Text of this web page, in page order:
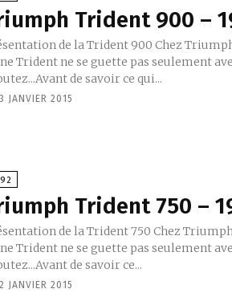
Trident 900 –
de la Trident 900 Chez Triumph (en 1994) :Le passage
Trident ne se guette pas seulement
de savoir ce qui...
JANVIER 2015
Trident 750 –
de la Trident 750 Chez Triumph (en 1994) :Le passage
Trident ne se guette pas seulement
de savoir ce...
JANVIER 2015